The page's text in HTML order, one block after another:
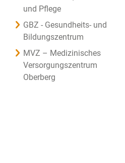
und Pflege
GBZ - Gesundheits- und
Bildungszentrum
MVZ – Medizinisches
Versorgungszentrum
Oberberg